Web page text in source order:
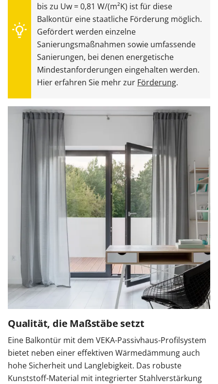
bis zu Uw = 0,81 W/(m²K) ist für diese
Balkontür eine staatliche Förderung möglich.
Gefördert werden einzelne
Sanierungsmaßnahmen sowie umfassende
Sanierungen, bei denen energetische
Mindestanforderungen eingehalten werden.
Hier erfahren Sie mehr zur Förderung.
Qualität, die Maßstäbe setzt
Eine Balkontür mit dem VEKA-Passivhaus-Profilsystem
bietet neben einer effektiven Wärmedämmung auch
hohe Sicherheit und Langlebigkeit. Das robuste
Kunststoff-Material mit integrierter Stahlverstärkung